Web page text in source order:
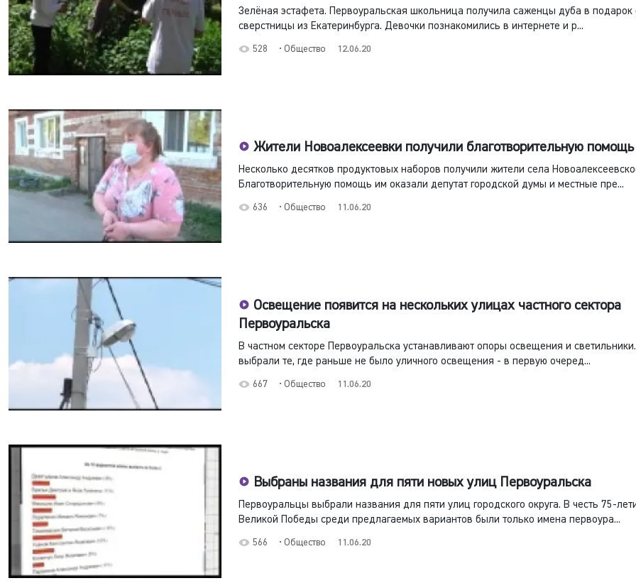
Зелёная эстафета. Первоуральская школьница получила саженцы дуба в подарок
сверстницы из Екатеринбурга. Девочки познакомились в интернете и р...
528 • Общество 12.06.20
Жители Новоалексеевки получили благотворительную помощь
Несколько десятков продуктовых наборов получили жители села
Благотворительную помощь им оказали депутат городской думы и местные пре...
636 • Общество 11.06.20
Освещение появится на нескольких улицах частного сектора
Первоуральска
В частном секторе Первоуральска устанавливают опоры освещения и
выбрали те, где раньше не было уличного освещения - в первую очеред...
667 • Общество 11.06.20
Выбраны названия для пяти новых улиц Первоуральска
Первоуральцы выбрали названия для пяти улиц городского округа. В честь 75-
Великой Победы среди предлагаемых вариантов были только имена первоура...
566 • Общество 11.06.20